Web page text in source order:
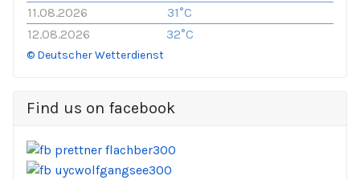
11.08.2026
31°C
12.08.2026
32°C
© Deutscher Wetterdienst
Find us on facebook